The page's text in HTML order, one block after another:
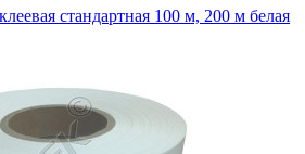
премиум 100 м, 200 м